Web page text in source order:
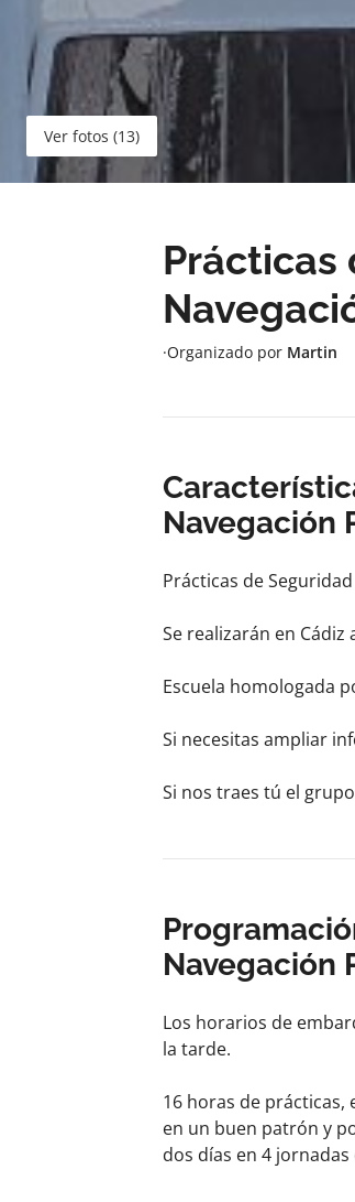
Ver fotos (13)
Prácticas
·Organizado por Martin
Navegación
Prácticas de
Se realizarán en
Escuela homologada
Si necesitas ampliar
Si nos traes tú el
Navegación
Los horarios de
la tarde.
16 horas de
en un buen patrón y
dos días en 4